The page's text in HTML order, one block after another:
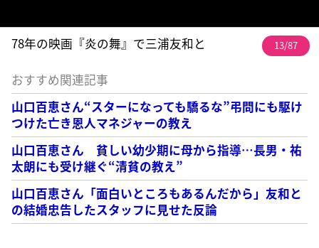
78年の映画『炎の舞』で三浦友和と 13/87
おすすめ関連記事
山口百恵さん“スターになっても驕るな”弔問にも駆け
つけた亡き恩人マネジャーの教え
山口百恵さん 貧しい幼少期に母から指導…長男・祐
太朗にも受け継ぐ“清貧の教え”
山口百恵さん「面白いところもあるんだから」友和と
の結婚忠告したスタッフに見せた反論